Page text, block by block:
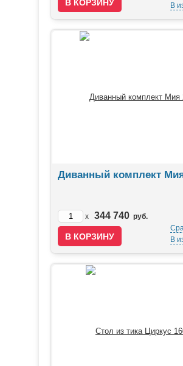
В
Диванный комплект
x 344 740 руб.
В